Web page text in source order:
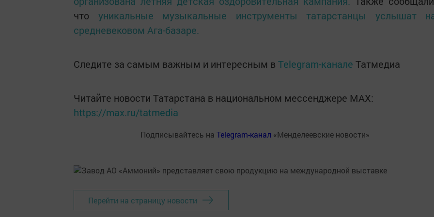
что уникальные музыкальные инструменты татарстанцы услышат
средневековом Ага-базаре.
Следите за самым важным и интересным в Telegram-канале Татмедиа
Читайте новости Татарстана в национальном мессенджере MАХ:
https://max.ru/tatmedia
Подписывайтесь на Telegram-канал «Менделеевские новости»
Перейти на страницу новости